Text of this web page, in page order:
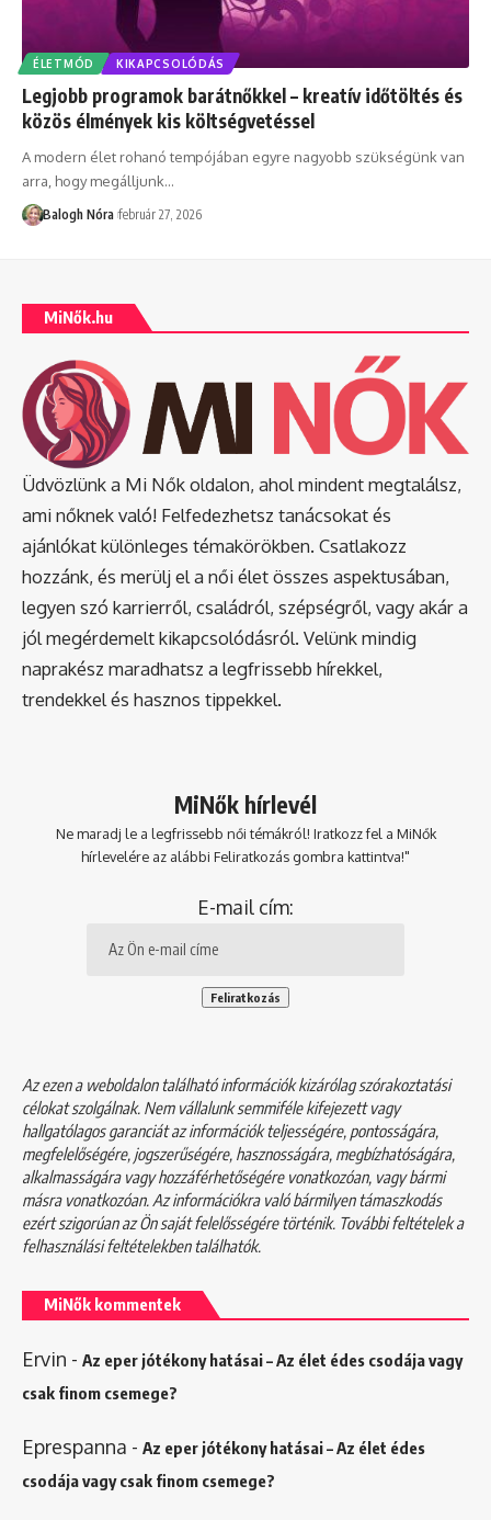
ÉLETMÓD KIKAPCSOLÓDÁS
Legjobb programok barátnőkkel – kreatív időtöltés és
közös élmények kis költségvetéssel
A modern élet rohanó tempójában egyre nagyobb szükségünk van
arra, hogy megálljunk…
Balogh Nóra február 27, 2026
MiNők.hu
Üdvözlünk a Mi Nők oldalon, ahol mindent megtalálsz,
ami nőknek való! Felfedezhetsz tanácsokat és
ajánlókat különleges témakörökben. Csatlakozz
hozzánk, és merülj el a női élet összes aspektusában,
legyen szó karrierről, családról, szépségről, vagy akár a
jól megérdemelt kikapcsolódásról. Velünk mindig
naprakész maradhatsz a legfrissebb hírekkel,
trendekkel és hasznos tippekkel.
MiNők hírlevél
Ne maradj le a legfrissebb női témákról! Iratkozz fel a MiNők
hírlevelére az alábbi Feliratkozás gombra kattintva!"
E-mail cím:
Az ezen a weboldalon található információk kizárólag szórakoztatási
célokat szolgálnak. Nem vállalunk semmiféle kifejezett vagy
hallgatólagos garanciát az információk teljességére, pontosságára,
megfelelőségére, jogszerűségére, hasznosságára, megbízhatóságára,
alkalmasságára vagy hozzáférhetőségére vonatkozóan, vagy bármi
másra vonatkozóan. Az információkra való bármilyen támaszkodás
ezért szigorúan az Ön saját felelősségére történik. További feltételek a
felhasználási feltételekbentalálhatók.
MiNők kommentek
Ervin - Az eper jótékony hatásai – Az élet édes csodája vagy
csak finom csemege?
Eprespanna - Az eper jótékony hatásai – Az élet édes
csodája vagy csak finom csemege?